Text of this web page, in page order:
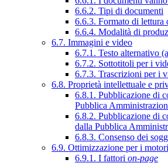
6.6.2. Tipi di documenti
6.6.3. Formato di lettura
6.6.4. Modalità di
6.7. Immagini e video
6.7.1. Testo alternativo
6.7.2. Sottotitoli per i
6.7.3. Trascrizioni per i
6.8. Proprietà intellettuale e
6.8.1. Pubblicazione di
Pubblica
6.8.2. Pubblicazione di
dalla Pubblica
6.8.3. Consenso dei
6.9. Ottimizzazione per i
6.9.1. I fattori on-page